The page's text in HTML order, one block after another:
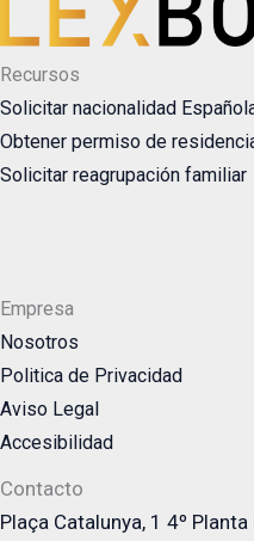
Recursos
Solicitar nacionalidad
Obtener permiso de
Solicitar reagrupación familiar
Empresa
Nosotros
Politica de Privacidad
Aviso Legal
Accesibilidad
Contacto
Plaça Catalunya, 1 4º